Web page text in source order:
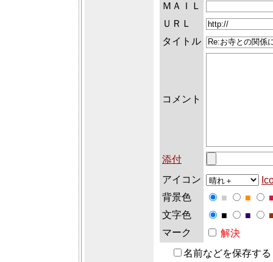
ＭＡＩＬ
ＵＲＬ
タイトル
コメント
添付
アイコン
背景色
■ ■
文字色
■ ■
マーク
解決
名前などを保存す